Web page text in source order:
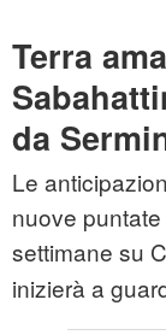
Terra
da
Le
nuove
settimane su
inizierà a